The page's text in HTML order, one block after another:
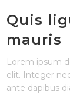
Quis
mauris
Lorem ipsum
elit. Integer
ante dapibus